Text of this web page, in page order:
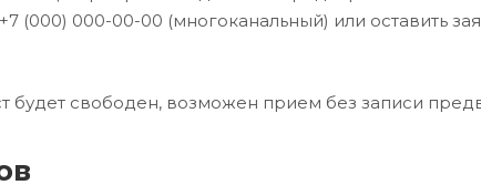
(000) 000-00-00 (многоканальный) или оставить
будет свободен, возможен прием без записи